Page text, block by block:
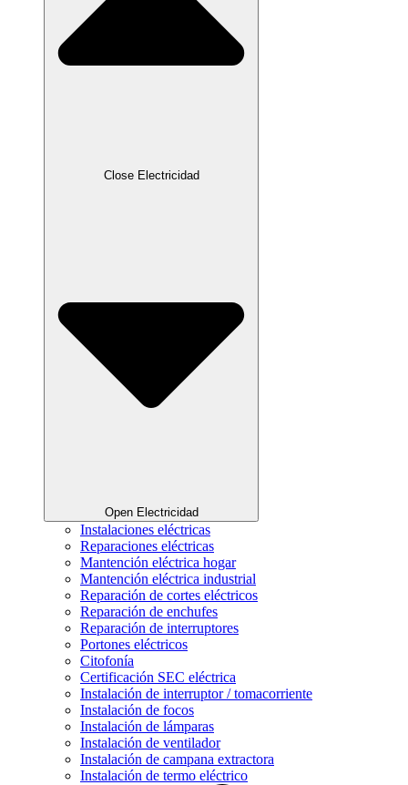
Close Electricidad
Open Electricidad
Instalaciones eléctricas
Reparaciones eléctricas
Mantención eléctrica hogar
Mantención eléctrica industrial
Reparación de cortes eléctricos
Reparación de enchufes
Reparación de interruptores
Portones eléctricos
Citofonía
Certificación SEC eléctrica
Instalación de interruptor / tomacorriente
Instalación de focos
Instalación de lámparas
Instalación de ventilador
Instalación de campana extractora
Instalación de termo eléctrico